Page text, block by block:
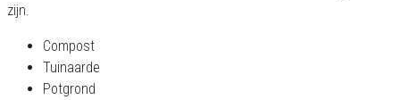
zijn.
Compost
Tuinaarde
Potgrond